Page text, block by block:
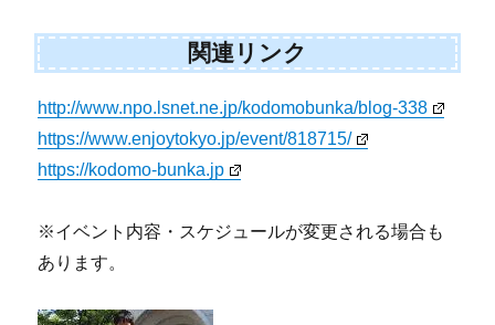
関連リンク
http://www.npo.lsnet.ne.jp/kodomobunka/blog-338
https://www.enjoytokyo.jp/event/818715/
https://kodomo-bunka.jp
※イベント内容・スケジュールが変更される場合も
あります。